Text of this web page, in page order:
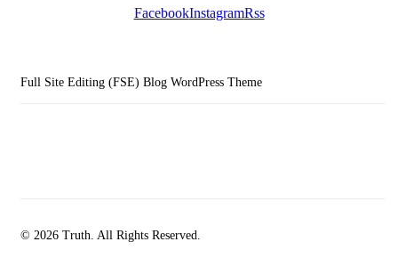
FacebookInstagramRss
Full Site Editing (FSE) Blog WordPress Theme
© 2026 Truth. All Rights Reserved.